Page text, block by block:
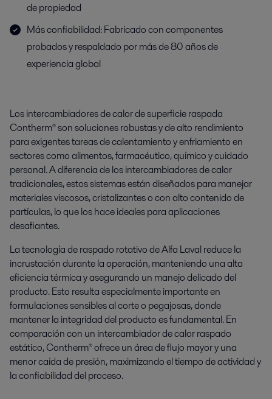
de propiedad
Más confiabilidad: Fabricado con componentes
probados y respaldado por más de 80 años de
experiencia global
Los intercambiadores de calor de superficie raspada
Contherm® son soluciones robustas y de alto rendimiento
para exigentes tareas de calentamiento y enfriamiento en
sectores como alimentos, farmacéutico, químico y cuidado
personal. A diferencia de los intercambiadores de calor
tradicionales, estos sistemas están diseñados para manejar
materiales viscosos, cristalizantes o con alto contenido de
partículas, lo que los hace ideales para aplicaciones
desafiantes.
La tecnología de raspado rotativo de Alfa Laval reduce la
incrustación durante la operación, manteniendo una alta
eficiencia térmica y asegurando un manejo delicado del
producto. Esto resulta especialmente importante en
formulaciones sensibles al corte o pegajosas, donde
mantener la integridad del producto es fundamental. En
comparación con un intercambiador de calor raspado
estático, Contherm® ofrece un área de flujo mayor y una
menor caída de presión, maximizando el tiempo de actividad y
la confiabilidad del proceso.